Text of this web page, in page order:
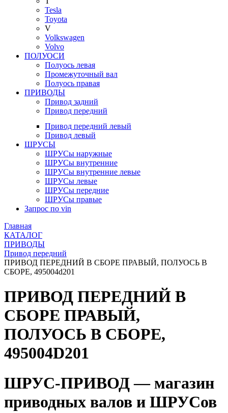
Tesla
Toyota
V
Volkswagen
Volvo
ПОЛУОСИ
Полуось левая
Промежуточный вал
Полуось правая
ПРИВОДЫ
Привод задний
Привод передний
Привод передний левый
Привод левый
ШРУСЫ
ШРУСы наружные
ШРУСы внутренние
ШРУСы внутренние левые
ШРУСы левые
ШРУСы передние
ШРУСы правые
Запрос по vin
Главная
КАТАЛОГ
ПРИВОДЫ
Привод передний
ПРИВОД ПЕРЕДНИЙ В СБОРЕ ПРАВЫЙ, ПОЛУОСЬ В
СБОРЕ, 495004d201
ПРИВОД ПЕРЕДНИЙ В
СБОРЕ ПРАВЫЙ,
ПОЛУОСЬ В СБОРЕ,
495004D201
ШРУС-ПРИВОД — магазин
приводных валов и ШРУСов